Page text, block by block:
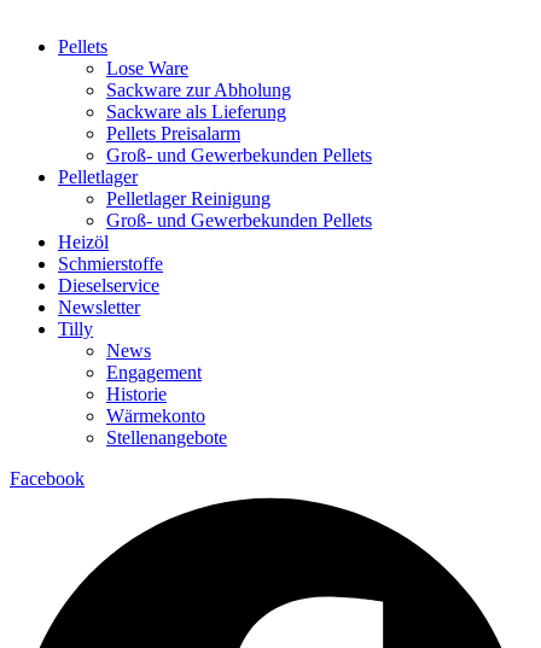
Pellets
Lose Ware
Sackware zur Abholung
Sackware als Lieferung
Pellets Preisalarm
Groß- und Gewerbekunden Pellets
Pelletlager
Pelletlager Reinigung
Groß- und Gewerbekunden Pellets
Heizöl
Schmierstoffe
Dieselservice
Newsletter
Tilly
News
Engagement
Historie
Wärmekonto
Stellenangebote
Facebook